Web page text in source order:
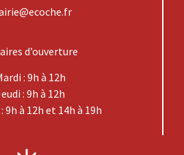
d’ouverture
: 9h à 12h
: 9h à 12h
9h à 12h et 14h à 19h